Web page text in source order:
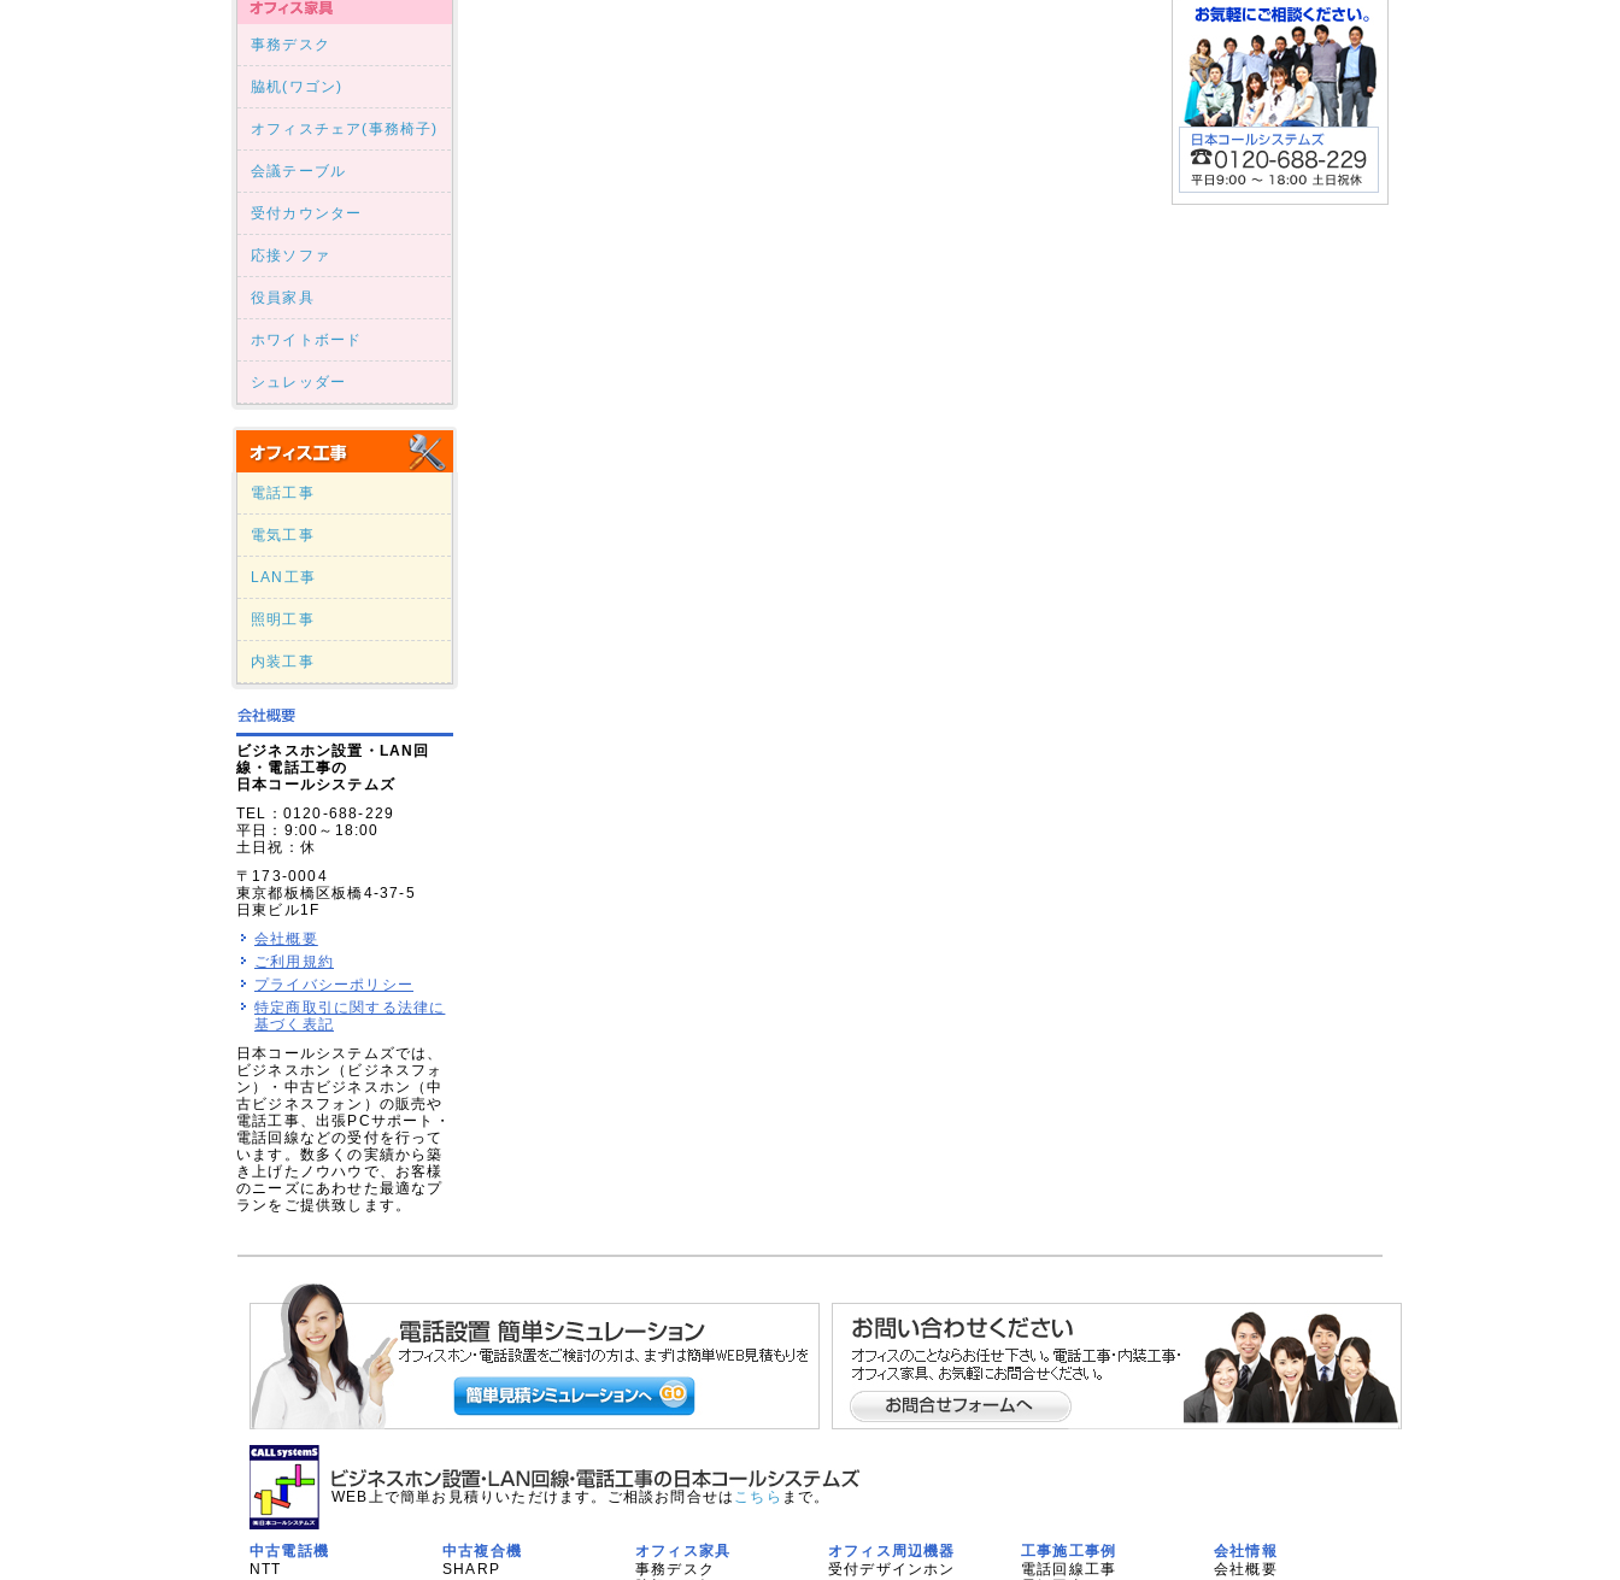
事務デスク
脇机(ワゴン)
オフィスチェア(事務椅子)
会議テーブル
受付カウンター
応接ソファ
役員家具
ホワイトボード
シュレッダー
電話工事
電気工事
LAN工事
照明工事
内装工事
ビジネスホン設置・LAN回
線・電話工事の
日本コールシステムズ
TEL：0120-688-229
平日：9:00～18:00
土日祝：休
〒173-0004
東京都板橋区板橋4-37-5
日東ビル1F
会社概要
ご利用規約
プライバシーポリシー
特定商取引に関する法律に
基づく表記
日本コールシステムズでは、
ビジネスホン（ビジネスフォ
ン）・中古ビジネスホン（中
古ビジネスフォン）の販売や
電話工事、出張PCサポート・
電話回線などの受付を行って
います。数多くの実績から築
き上げたノウハウで、お客様
のニーズにあわせた最適なプ
ランをご提供致します。
WEB上で簡単お見積りいただけます。ご相談お問合せは こちら まで。
中古電話機
NTT
中古複合機
SHARP
オフィス家具
事務デスク
オフィス周辺機器
受付デザインホン
工事施工事例
電話回線工事
会社情報
会社概要